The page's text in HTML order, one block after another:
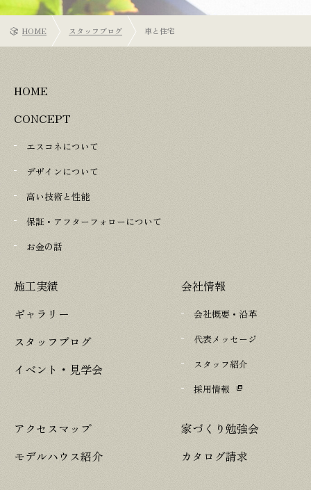
HOME スタッフブログ 車と住宅
HOME
CONCEPT
エスコネについて
デザインについて
高い技術と性能
保証・アフターフォローについて
お金の話
施工実績
ギャラリー
スタッフブログ
イベント・見学会
会社情報
会社概要・沿革
代表メッセージ
スタッフ紹介
採用情報
アクセスマップ
モデルハウス紹介
家づくり勉強会
カタログ請求